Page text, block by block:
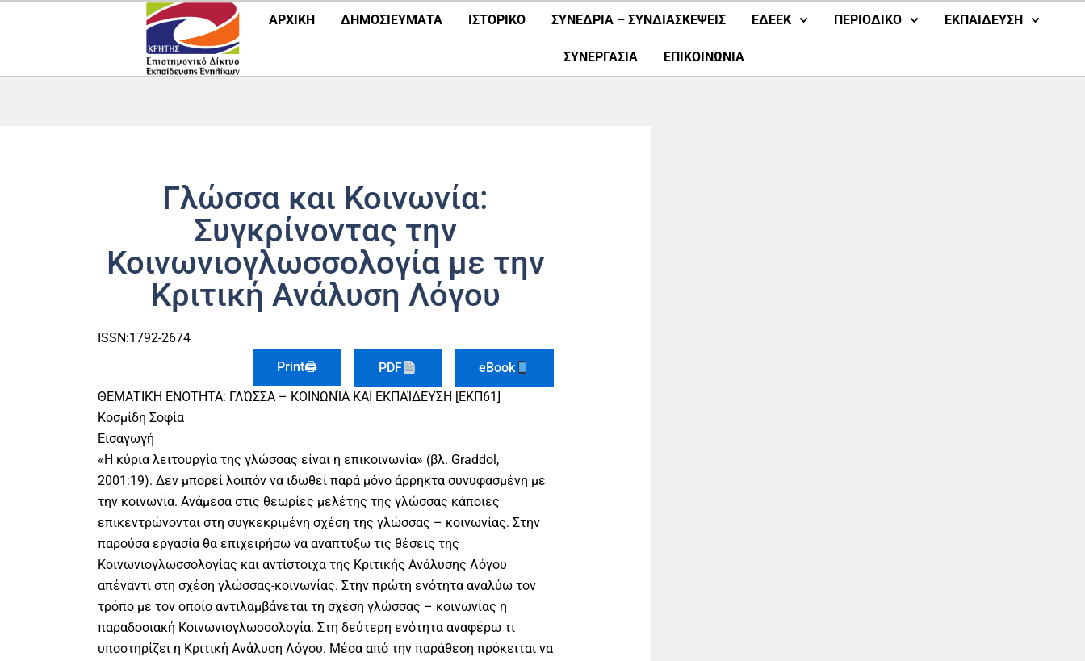
ΑΡΧΙΚΗ ΔΗΜΟΣΙΕΎΜΑΤΑ ΙΣΤΟΡΙΚΟ ΣΥΝΕΔΡΙΑ – ΣΥΝΔΙΑΣΚΕΨΕΙΣ ΕΔΕΕΚ ΠΕΡΙΟΔΙΚΟ ΕΚΠΑΙΔΕΥΣΗ
ΣΥΝΕΡΓΑΣΊΑ ΕΠΙΚΟΙΝΩΝΙΑ
Γλώσσα και Κοινωνία:
Συγκρίνοντας την
Κοινωνιογλωσσολογία με την
Κριτική Ανάλυση Λόγου
ISSN:1792-2674
Print🖨
PDF
eBook
ΘΕΜΑΤΙΚΉ ΕΝΌΤΗΤΑ: ΓΛΏΣΣΑ – ΚΟΙΝΩΝΊΑ ΚΑΙ ΕΚΠΑΊΔΕΥΣΗ [ΕΚΠ61]
Κοσμίδη Σοφία
Εισαγωγή
«Η κύρια λειτουργία της γλώσσας είναι η επικοινωνία» (βλ. Graddol,
2001:19). Δεν μπορεί λοιπόν να ιδωθεί παρά μόνο άρρηκτα συνυφασμένη με
την κοινωνία. Ανάμεσα στις θεωρίες μελέτης της γλώσσας κάποιες
επικεντρώνονται στη συγκεκριμένη σχέση της γλώσσας – κοινωνίας. Στην
παρούσα εργασία θα επιχειρήσω να αναπτύξω τις θέσεις της
Κοινωνιογλωσσολογίας και αντίστοιχα της Κριτικής Ανάλυσης Λόγου
απέναντι στη σχέση γλώσσας-κοινωνίας. Στην πρώτη ενότητα αναλύω τον
τρόπο με τον οποίο αντιλαμβάνεται τη σχέση γλώσσας – κοινωνίας η
παραδοσιακή Κοινωνιογλωσσολογία. Στη δεύτερη ενότητα αναφέρω τι
υποστηρίζει η Κριτική Ανάλυση Λόγου. Μέσα από την παράθεση πρόκειται να